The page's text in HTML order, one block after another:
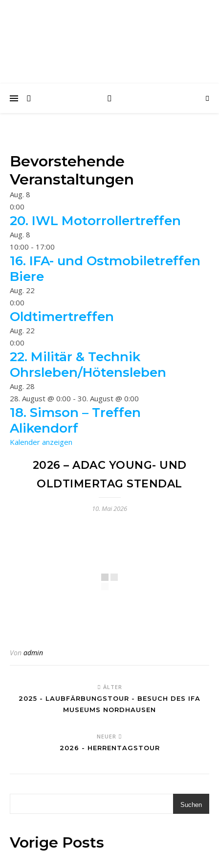
Bevorstehende
Veranstaltungen
Aug. 8
0:00
20. IWL Motorrollertreffen
Aug. 8
10:00 - 17:00
16. IFA- und Ostmobiletreffen
Biere
Aug. 22
0:00
Oldtimertreffen
Aug. 22
0:00
22. Militär & Technik
Ohrsleben/Hötensleben
Aug. 28
28. August @ 0:00 - 30. August @ 0:00
18. Simson – Treffen
Alikendorf
Kalender anzeigen
2026 – ADAC YOUNG- UND
OLDTIMERTAG STENDAL
10. Mai 2026
Von admin
ÄLTER
2025 - LAUBFÄRBUNGSTOUR - BESUCH DES IFA
MUSEUMS NORDHAUSEN
NEUER
2026 - HERRENTAGSTOUR
Suchen
Vorige Posts